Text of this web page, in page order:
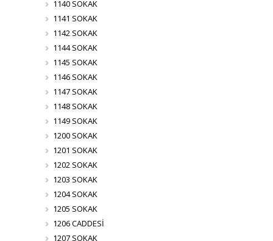
1140 SOKAK
1141 SOKAK
1142 SOKAK
1144 SOKAK
1145 SOKAK
1146 SOKAK
1147 SOKAK
1148 SOKAK
1149 SOKAK
1200 SOKAK
1201 SOKAK
1202 SOKAK
1203 SOKAK
1204 SOKAK
1205 SOKAK
1206 CADDESİ
1207 SOKAK